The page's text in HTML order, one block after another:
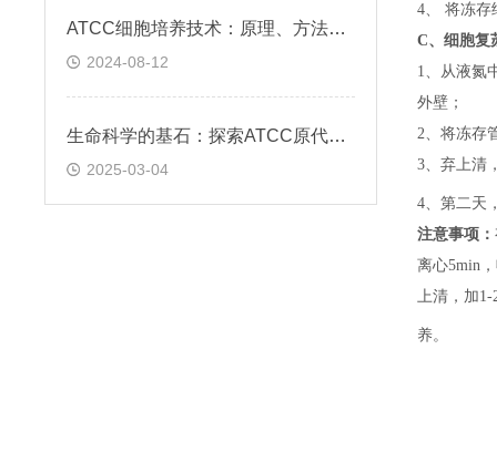
ATCC细胞培养技术：原理、方法与应用实践
2024-08-12
生命科学的基石：探索ATCC原代细胞的魅力
2025-03-04
4、 将冻存
C、 细胞复
1、 从液氮
外壁；
2、 将冻存
3、 弃上清
4、 第二天
注意事项：
离心5min，
上清，加1-
养。